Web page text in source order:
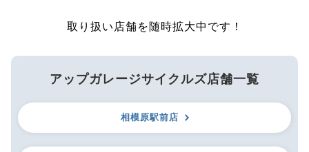
取り扱い店舗を随時拡大中です！
アップガレージサイクルズ店舗一覧
相模原駅前店